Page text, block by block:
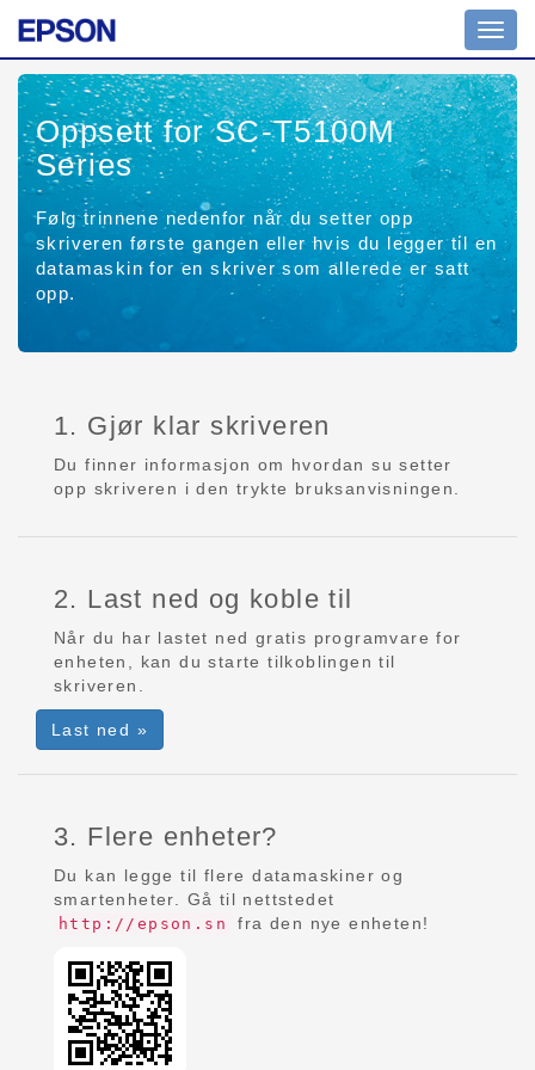
Oppsett for SC-T5100M
Series
Følg trinnene nedenfor når du setter opp
skriveren første gangen eller hvis du legger til en
datamaskin for en skriver som allerede er satt
opp.
1. Gjør klar skriveren
Du finner informasjon om hvordan su setter
opp skriveren i den trykte bruksanvisningen.
2. Last ned og koble til
Når du har lastet ned gratis programvare for
enheten, kan du starte tilkoblingen til
skriveren.
Last ned »
3. Flere enheter?
Du kan legge til flere datamaskiner og
smartenheter. Gå til nettstedet
http://epson.sn fra den nye enheten!